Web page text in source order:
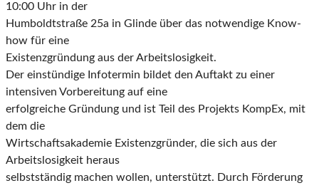
10:00 Uhr in der
Humboldtstraße 25a in Glinde über das notwendige Know-
how für eine
Existenzgründung aus der Arbeitslosigkeit.
Der einstündige Infotermin bildet den Auftakt zu einer
intensiven Vorbereitung auf eine
erfolgreiche Gründung und ist Teil des Projekts KompEx, mit
dem die
Wirtschaftsakademie Existenzgründer, die sich aus der
Arbeitslosigkeit heraus
selbstständig machen wollen, unterstützt. Durch Förderung